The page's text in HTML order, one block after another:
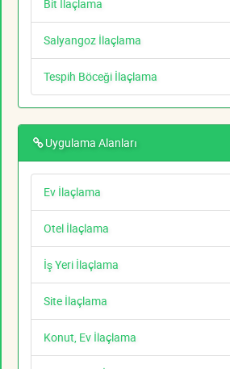
Bit İlaçlama
Salyangoz İlaçlama
Tespih Böceği İlaçlama
Uygulama Alanları
Ev İlaçlama
Otel İlaçlama
İş Yeri İlaçlama
Site İlaçlama
Konut, Ev İlaçlama